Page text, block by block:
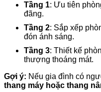
Tầng 1: Ưu tiên
đãng.
Tầng 2: Sắp xếp
đón ánh sáng.
Tầng 3: Thiết kế
thượng thoáng mát.
Gợi ý: Nếu gia đình có
thang máy hoặc thang